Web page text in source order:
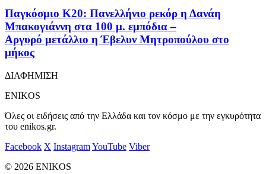
Παγκόσμιο Κ20: Πανελλήνιο ρεκόρ η Δανάη
Μπακογιάννη στα 100 μ. εμπόδια –
Αργυρό μετάλλιο η Έβελυν Μητροπούλου στο
μήκος
ΔΙΑΦΗΜΙΣΗ
ENIKOS
Όλες οι ειδήσεις από την Ελλάδα και τον κόσμο με την εγκυρότητα
του enikos.gr.
Facebook X InstagramYouTube Viber
© 2026 ENIKOS